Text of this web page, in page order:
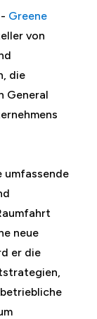
Greene
von
die
General
umfassende
neue
er die